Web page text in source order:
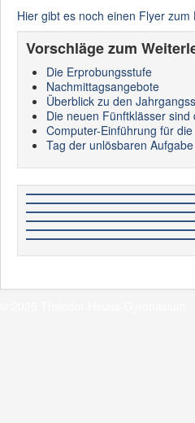
Hier gibt es noch einen Flyer zum
Vorschläge zum
Die Erprobungsstufe
Nachmittagsangebote
Überblick zu den
Die neuen Fünftklässer sind
Computer-Einführung für
Tag der unlösbaren Aufgabe